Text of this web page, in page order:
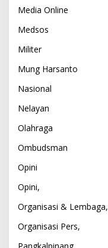
Media Online
Medsos
Militer
Mung Harsanto
Nasional
Nelayan
Olahraga
Ombudsman
Opini
Opini,
Organisasi & Lembaga,
Organisasi Pers,
Pangkalpinang